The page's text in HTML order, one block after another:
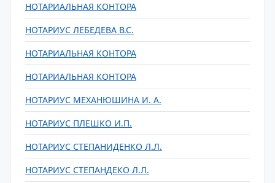
НОТАРИАЛЬНАЯ КОНТОРА
НОТАРИУС ЛЕБЕДЕВА В.С.
НОТАРИАЛЬНАЯ КОНТОРА
НОТАРИАЛЬНАЯ КОНТОРА
НОТАРИУС МЕХАНЮШИНА И. А.
НОТАРИУС ПЛЕШКО И.П.
НОТАРИУС СТЕПАНИДЕНКО Л.Л.
НОТАРИУС СТЕПАНДЕКО Л.Л.